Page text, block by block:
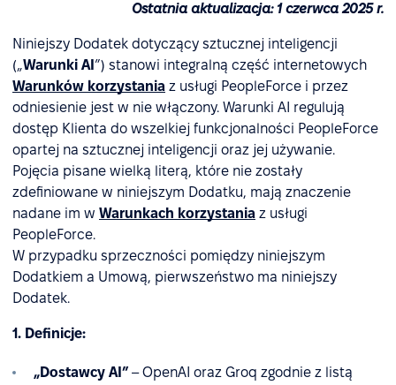
Ostatnia aktualizacja: 1 czerwca 2025 r.
Niniejszy Dodatek dotyczący sztucznej inteligencji
(„Warunki AI ”) stanowi integralną część internetowych
Warunków korzystania z usługi PeopleForce i przez
odniesienie jest w nie włączony. Warunki AI regulują
dostęp Klienta do wszelkiej funkcjonalności PeopleForce
opartej na sztucznej inteligencji oraz jej używanie.
Pojęcia pisane wielką literą, które nie zostały
zdefiniowane w niniejszym Dodatku, mają znaczenie
nadane im w Warunkach korzystania z usługi
PeopleForce.
W przypadku sprzeczności pomiędzy niniejszym
Dodatkiem a Umową, pierwszeństwo ma niniejszy
Dodatek.
1. Definicje:
„Dostawcy AI” – OpenAI oraz Groq zgodnie z listą